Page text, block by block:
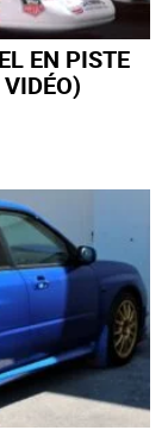
EN PISTE